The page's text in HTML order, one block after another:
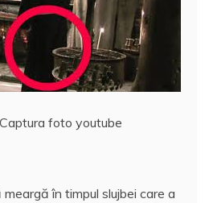
st A
p
e
a
z
ă
Captura foto youtube
în timpul slujbei care a